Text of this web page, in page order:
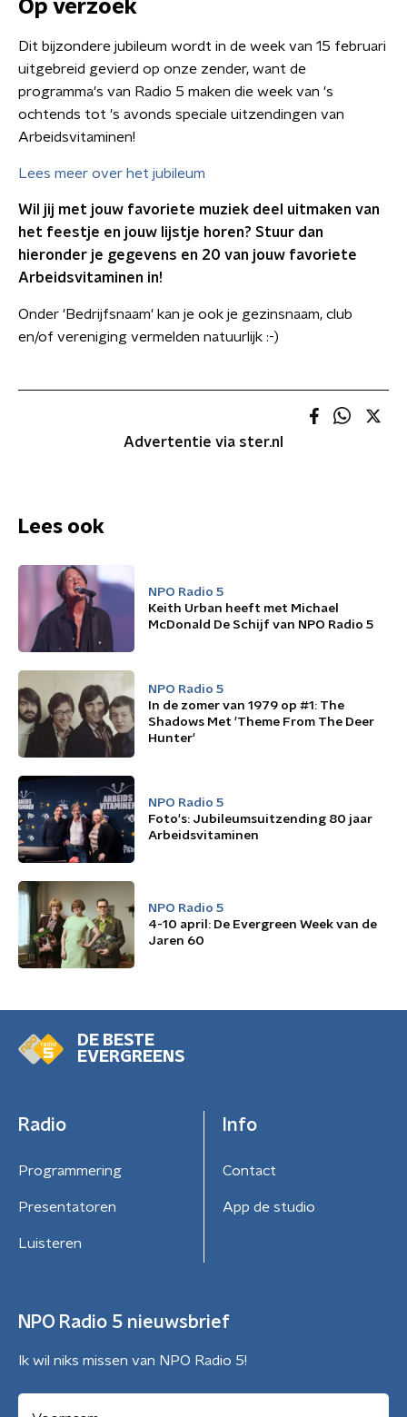
Op verzoek
Dit bijzondere jubileum wordt in de week van 15 februari
uitgebreid gevierd op onze zender, want de
programma's van Radio 5 maken die week van 's
ochtends tot 's avonds speciale uitzendingen van
Arbeidsvitaminen!
Lees meer over het jubileum
Wil jij met jouw favoriete muziek deel uitmaken van
het feestje en jouw lijstje horen? Stuur dan
hieronder je gegevens en 20 van jouw favoriete
Arbeidsvitaminen in!
Onder 'Bedrijfsnaam' kan je ook je gezinsnaam, club
en/of vereniging vermelden natuurlijk :-)
Advertentie via ster.nl
Lees ook
NPO Radio 5
Keith Urban heeft met Michael
McDonald De Schijf van NPO Radio 5
NPO Radio 5
In de zomer van 1979 op #1: The
Shadows Met 'Theme From The Deer
Hunter'
NPO Radio 5
Foto's: Jubileumsuitzending 80 jaar
Arbeidsvitaminen
NPO Radio 5
4-10 april: De Evergreen Week van de
Jaren 60
DE BESTE
EVERGREENS
Radio
Programmering
Presentatoren
Luisteren
Info
Contact
App de studio
NPO Radio 5 nieuwsbrief
Ik wil niks missen van NPO Radio 5!